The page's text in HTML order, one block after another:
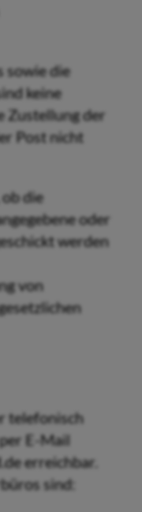
sowie die
keine
Zustellung der
Post nicht
die
oder
werden
von
telefonisch
E-Mail
erreichbar.
sind: